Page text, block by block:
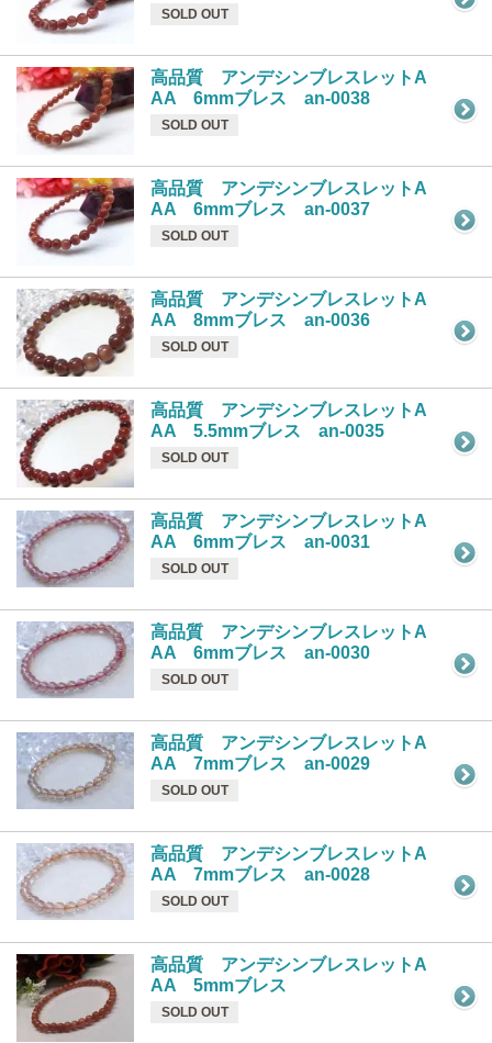
SOLD OUT
高品質 アンデシンブレスレットA
AA 6mmブレス an-0038
SOLD OUT
高品質 アンデシンブレスレットA
AA 6mmブレス an-0037
SOLD OUT
高品質 アンデシンブレスレットA
AA 8mmブレス an-0036
SOLD OUT
高品質 アンデシンブレスレットA
AA 5.5mmブレス an-0035
SOLD OUT
高品質 アンデシンブレスレットA
AA 6mmブレス an-0031
SOLD OUT
高品質 アンデシンブレスレットA
AA 6mmブレス an-0030
SOLD OUT
高品質 アンデシンブレスレットA
AA 7mmブレス an-0029
SOLD OUT
高品質 アンデシンブレスレットA
AA 7mmブレス an-0028
SOLD OUT
高品質 アンデシンブレスレットA
AA 5mmブレス
SOLD OUT